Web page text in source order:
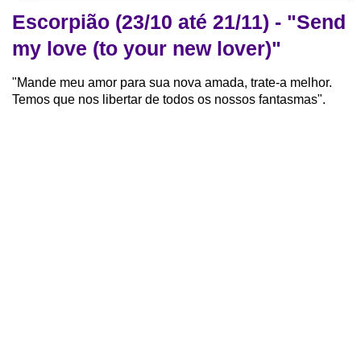
Escorpião (23/10 até 21/11) - "Send
my love (to your new lover)"
"Mande meu amor para sua nova amada, trate-a melhor.
Temos que nos libertar de todos os nossos fantasmas".